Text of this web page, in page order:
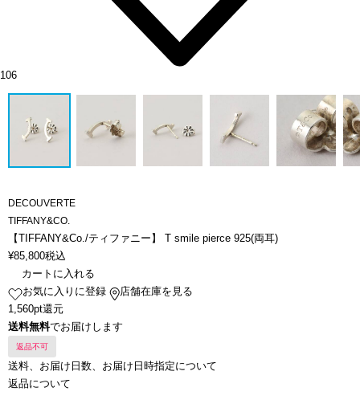
106
DECOUVERTE
TIFFANY&CO.
【TIFFANY&Co./ティファニー】 T smile pierce 925(両耳)
¥85,800税込
カートに入れる
お気に入りに登録
店舗在庫を見る
1,560pt還元
送料無料でお届けします
返品不可
送料、お届け日数、お届け日時指定について
返品について